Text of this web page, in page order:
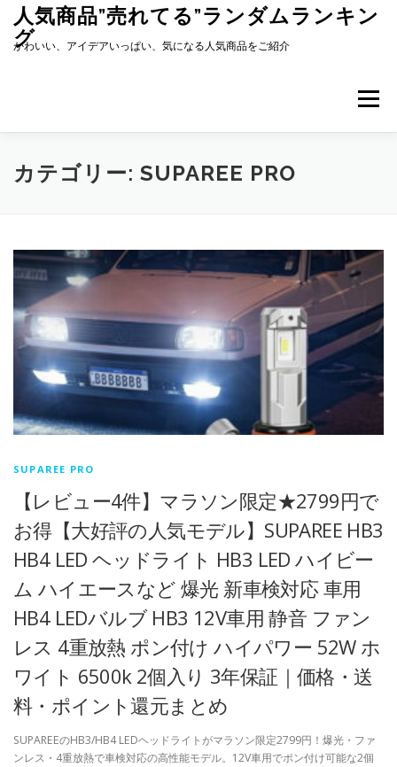
キ
人気商品”売れてる”ランダムランキン
グ
かわいい、アイデアいっぱい、気になる人気商品をご紹介
メニュー
カテゴリー: SUPAREE PRO
SUPAREE PRO
【レビュー4件】マラソン限定★2799円で
お得【大好評の人気モデル】SUPAREE HB3
HB4 LED ヘッドライト HB3 LED ハイビー
ム ハイエースなど 爆光 新車検対応 車用
HB4 LEDバルブ HB3 12V車用 静音 ファン
レス 4重放熱 ポン付け ハイパワー 52W ホ
ワイト 6500k 2個入り 3年保証｜価格・送
料・ポイント還元まとめ
SUPAREEのHB3/HB4 LEDヘッドライトがマラソン限定2799円！爆光・ファ
ンレス・4重放熱で車検対応の高性能モデル。12V車用でポン付け可能な2個